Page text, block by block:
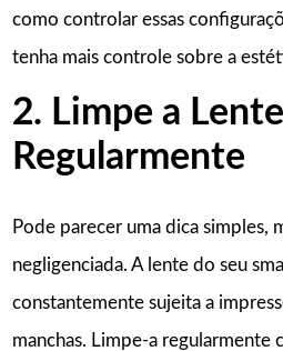
como controlar essas
tenha mais controle sobre a
2. Limpe a Lente
Regularmente
Pode parecer uma dica simples,
negligenciada. A lente do seu
constantemente sujeita a
manchas. Limpe-a regularmente